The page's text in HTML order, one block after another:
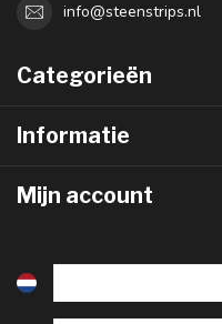
info@steenstrips.nl
Categorieën
Informatie
Mijn account